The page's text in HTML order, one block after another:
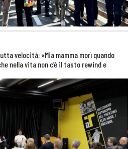
velocità: «Mia mamma morì quando
nella vita non c’è il tasto rewind e